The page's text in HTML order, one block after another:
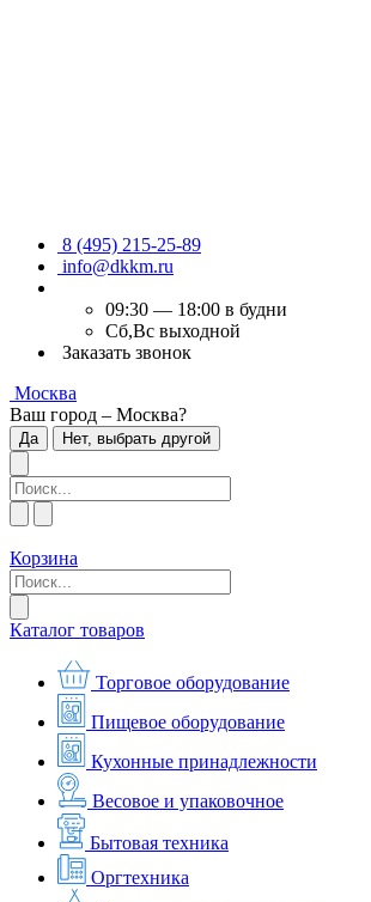
8 (495) 215-25-89
info@dkkm.ru
09:30 — 18:00 в будни
Сб,Вс выходной
Заказать звонок
Москва
Ваш город – Москва?
Да Нет, выбрать другой
Корзина
Каталог товаров
Торговое оборудование
Пищевое оборудование
Кухонные принадлежности
Весовое и упаковочное
Бытовая техника
Оргтехника